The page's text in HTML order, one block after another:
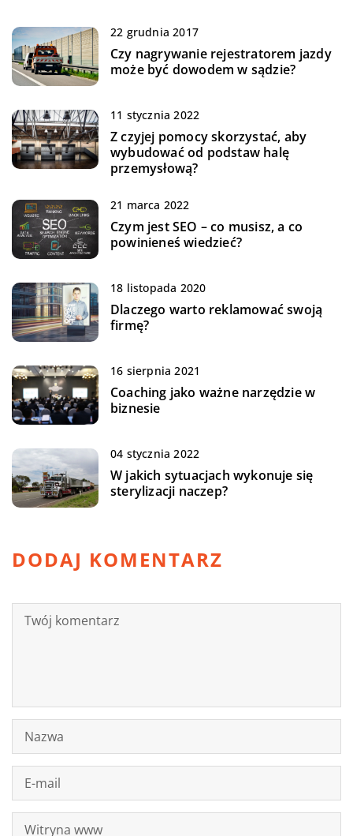
22 grudnia 2017
Czy nagrywanie rejestratorem jazdy
może być dowodem w sądzie?
11 stycznia 2022
Z czyjej pomocy skorzystać, aby
wybudować od podstaw halę
przemysłową?
21 marca 2022
Czym jest SEO – co musisz, a co
powinieneś wiedzieć?
18 listopada 2020
Dlaczego warto reklamować swoją
firmę?
16 sierpnia 2021
Coaching jako ważne narzędzie w
biznesie
04 stycznia 2022
W jakich sytuacjach wykonuje się
sterylizacji naczep?
DODAJ KOMENTARZ